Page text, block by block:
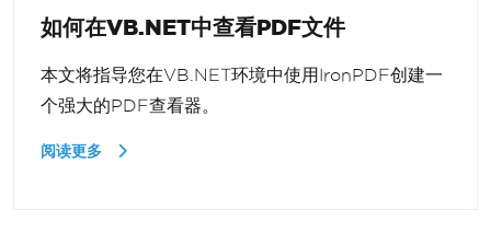
如何在VB.NET中查看PDF文件
本文将指导您在VB.NET环境中使用IronPDF创建一
个强大的PDF查看器。
阅读更多